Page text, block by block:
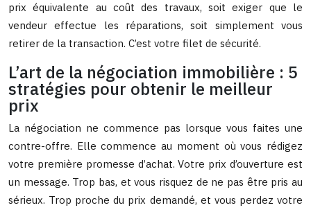
prix équivalente au coût des travaux, soit exiger que le
vendeur effectue les réparations, soit simplement vous
retirer de la transaction. C’est votre filet de sécurité.
L’art de la négociation immobilière : 5
stratégies pour obtenir le meilleur
prix
La négociation ne commence pas lorsque vous faites une
contre-offre. Elle commence au moment où vous rédigez
votre première promesse d’achat. Votre prix d’ouverture est
un message. Trop bas, et vous risquez de ne pas être pris au
sérieux. Trop proche du prix demandé, et vous perdez votre